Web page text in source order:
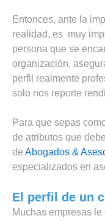
Entonces, ante la
realidad, es muy
persona que se
organización,
perfil realmente
solo nos reporte
Para que sepas
de atributos que
de Abogados &
especializados en
El perfil de un
Muchas empresas